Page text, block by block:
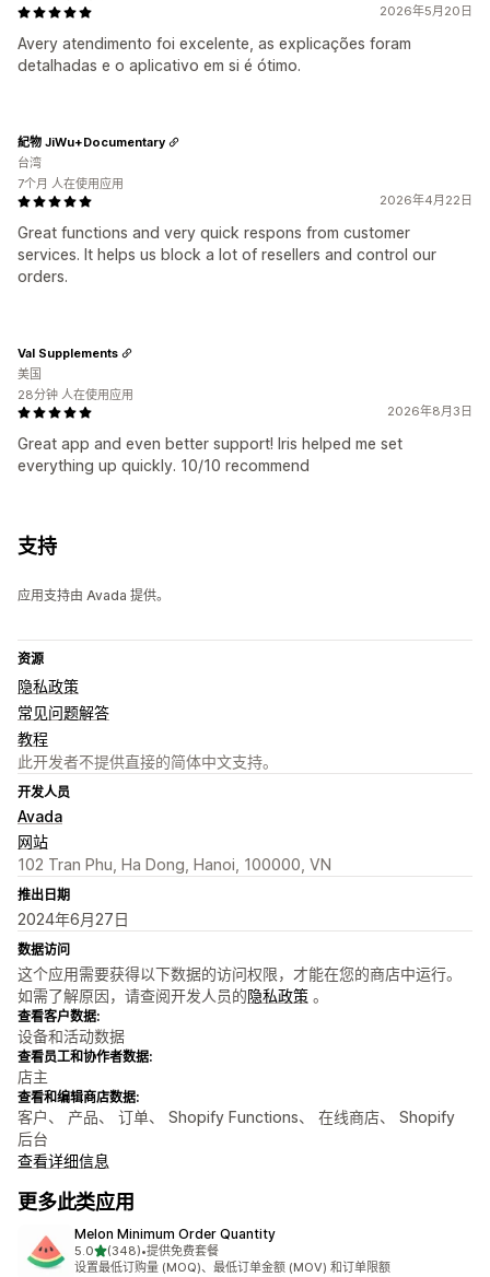
2026年5月20日
Avery atendimento foi excelente, as explicações foram
detalhadas e o aplicativo em si é ótimo.
2026年4月22日
Great functions and very quick respons from customer
services. It helps us block a lot of resellers and control our
orders.
紀物 JiWu+Documentary
台湾
7个月 人在使用应用
2026年8月3日
Great app and even better support! Iris helped me set
everything up quickly. 10/10 recommend
Val Supplements
美国
28分钟 人在使用应用
支持
应用支持由 Avada 提供。
资源
隐私政策
常见问题解答
教程
此开发者不提供直接的简体中文支持。
开发人员
Avada
网站
102 Tran Phu, Ha Dong, Hanoi, 100000, VN
推出日期
2024年6月27日
数据访问
这个应用需要获得以下数据的访问权限，才能在您的商店中运行。
如需了解原因，请查阅开发人员的隐私政策 。
查看客户数据:
设备和活动数据
查看员工和协作者数据:
店主
查看和编辑商店数据:
客户、 产品、 订单、 Shopify Functions、 在线商店、 Shopify
后台
查看详细信息
更多此类应用
Melon Minimum Order Quantity
5.0星（满分 5 星）
(348)
总共 348 条评论
•提供免费套餐
设置最低订购量 (MOQ)、最低订单金额 (MOV) 和订单限额